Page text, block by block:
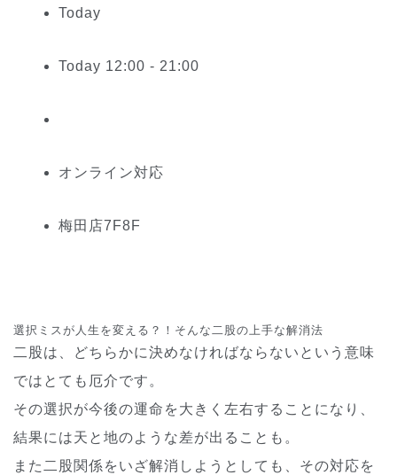
Today
Today 12:00 - 21:00
オンライン対応
梅田 店7 F8F
選択ミスが人生を変える？！そんな二股の上手な解消法
二股は、どちらかに決めなければならないという意味
ではとても厄介です。
その選択が今後の運命を大きく左右することになり、
結果には天と地のような差が出ることも。
また二股関係をいざ解消しようとしても、その対応を